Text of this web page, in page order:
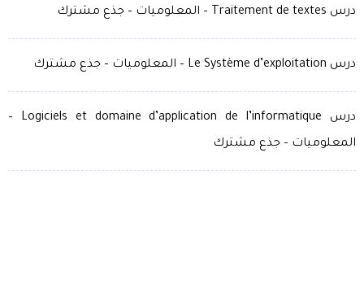
درس Traitement de textes – المعلوميات – جذع مشترك
درس Le Système d’exploitation – المعلوميات – جذع مشترك
درس Logiciels et domaine d’application de l’informatique –
المعلوميات – جذع مشترك